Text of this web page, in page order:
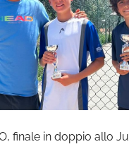
finale in doppio allo